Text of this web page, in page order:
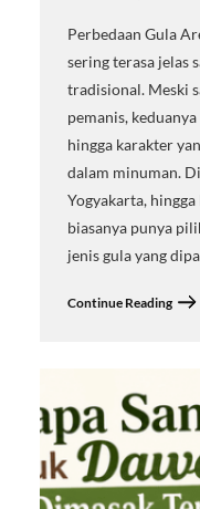
Perbedaan Gula
sering terasa jelas
tradisional. Meski
pemanis,
hingga karakter
dalam minuman.
Yogyakarta,
biasanya punya
jenis gula yang
Continue Reading